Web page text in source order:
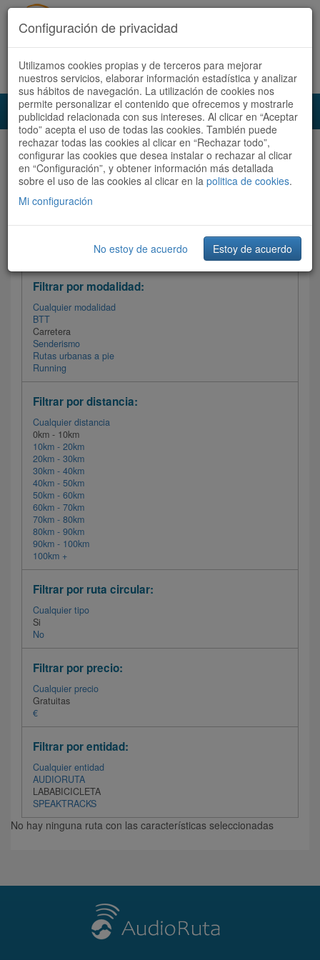
Acceder Registrate ahora Español | Català
Audioruta Todas las rutas
Todas las rutas Ordenar por:Más recientes
Filtrar las rutas
Filtrar por modalidad:
Cualquier modalidad
BTT
Carretera
Senderismo
Rutas urbanas a pie
Running
Filtrar por distancia:
Cualquier distancia
0km - 10km
10km - 20km
20km - 30km
30km - 40km
40km - 50km
50km - 60km
60km - 70km
70km - 80km
80km - 90km
90km - 100km
100km +
Filtrar por ruta circular:
Cualquier tipo
Si
No
Filtrar por precio:
Cualquier precio
Gratuitas
€
Filtrar por entidad:
Cualquier entidad
AUDIORUTA
LABABICICLETA
SPEAKTRACKS
No hay ninguna ruta con las características seleccionadas
Configuración de privacidad
Utilizamos cookies propias y de terceros para mejorar
nuestros servicios, elaborar información estadística y analizar
sus hábitos de navegación. La utilización de cookies nos
permite personalizar el contenido que ofrecemos y mostrarle
publicidad relacionada con sus intereses. Al clicar en “Aceptar
todo” acepta el uso de todas las cookies. También puede
rechazar todas las cookies al clicar en “Rechazar todo”,
configurar las cookies que desea instalar o rechazar al clicar
en “Configuración”, y obtener información más detallada
sobre el uso de las cookies al clicar en la politica de cookies.
Mi configuración
No estoy de acuerdo Estoy de acuerdo